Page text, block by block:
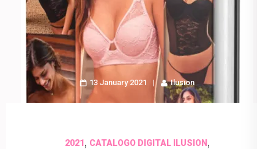
13 January 2021 Ilusion
2021, CATALOGO DIGITAL ILUSION,